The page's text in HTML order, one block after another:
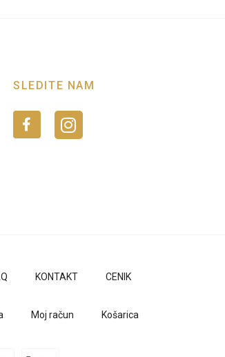
SLEDITE NAM
KONTAKT CENIK
Moj račun Košarica